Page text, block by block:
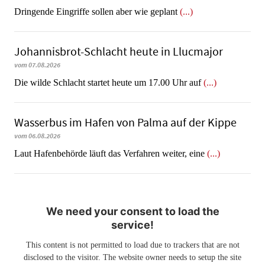
Dringende Eingriffe sollen aber wie geplant (...)
Johannisbrot-Schlacht heute in Llucmajor
vom 07.08.2026
Die wilde Schlacht startet heute um 17.00 Uhr auf(...)
Wasserbus im Hafen von Palma auf der Kippe
vom 06.08.2026
Laut Hafenbehörde läuft das Verfahren weiter, eine (...)
We need your consent to load the
service!
This content is not permitted to load due to trackers that are not
disclosed to the visitor. The website owner needs to setup the site